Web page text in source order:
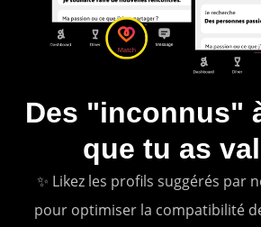
Des "inconnus"
que tu as
✨ Likez les profils suggérés par
pour optimiser la compatibilité